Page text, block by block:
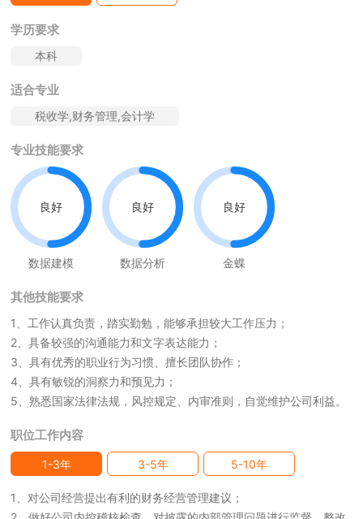
学历要求
本科
适合专业
税收学,财务管理,会计学
专业技能要求
良好
数据建模
良好
数据分析
良好
金蝶
其他技能要求
1、工作认真负责，踏实勤勉，能够承担较大工作压力；
2、具备较强的沟通能力和文字表达能力；
3、具有优秀的职业行为习惯、擅长团队协作；
4、具有敏锐的洞察力和预见力；
5、熟悉国家法律法规，风控规定、内审准则，自觉维护公司利益。
职位工作内容
1-3年 3-5年 5-10年
1、对公司经营提出有利的财务经营管理建议；